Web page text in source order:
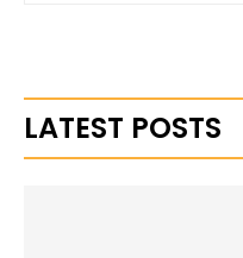
LATEST POSTS